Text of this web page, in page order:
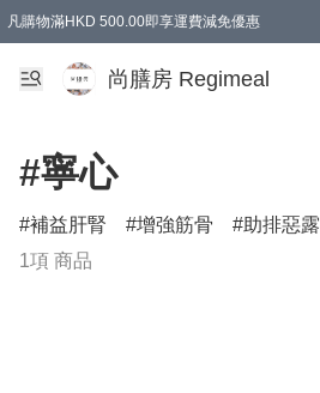
凡購物滿HKD 500.00即享運費減免優惠
尚膳房 Regimeal
#寧心
補益肝腎 增強筋骨 助排惡露
1項 商品